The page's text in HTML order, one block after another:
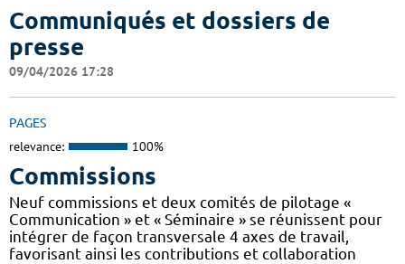
Communiqués et dossiers de
presse
09/04/2026 17:28
PAGES
relevance: 100%
Commissions
Neuf commissions et deux comités de pilotage «
Communication » et « Séminaire » se réunissent pour
intégrer de façon transversale 4 axes de travail,
favorisant ainsi les contributions et collaboration